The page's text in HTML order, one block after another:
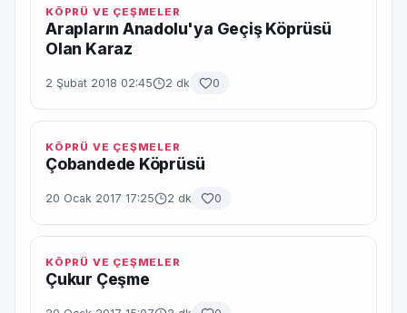
KÖPRÜ VE ÇEŞMELER
Arapların Anadolu'ya Geçiş Köprüsü
Olan Karaz
2 Şubat 2018 02:45 2 dk 0
KÖPRÜ VE ÇEŞMELER
Çobandede Köprüsü
20 Ocak 2017 17:25 2 dk 0
KÖPRÜ VE ÇEŞMELER
Çukur Çeşme